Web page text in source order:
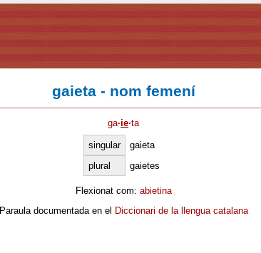
gaieta - nom femení
ga·ie·ta
singular
gaieta
plural
gaietes
Flexionat com: abietina
Paraula documentada en el Diccionari de la llengua catalana